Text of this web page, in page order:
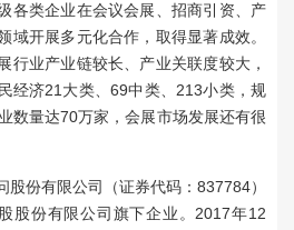
各类企业在会议会展、招商引资、产
域开展多元化合作，取得显著成效。
行业产业链较长、产业关联度较大，
经济21大类、69中类、213小类，规
数量达70万家，会展市场发展还有很
股份有限公司（证券代码：837784）
股份有限公司旗下企业。2017年12